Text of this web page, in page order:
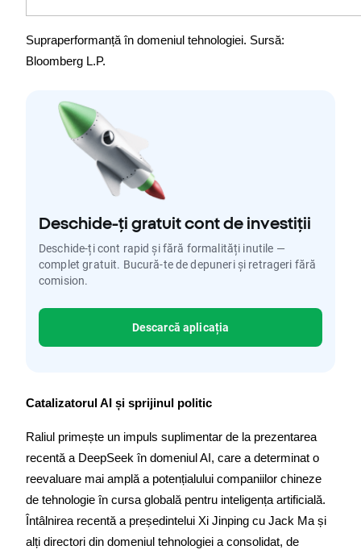
Supraperformanță în domeniul tehnologiei. Sursă:
Bloomberg L.P.
Deschide-ți gratuit cont de investiții
Deschide-ți cont rapid și fără formalități inutile —
complet gratuit. Bucură-te de depuneri și retrageri fără
comision.
Descarcă aplicația
Catalizatorul AI și sprijinul politic
Raliul primește un impuls suplimentar de la prezentarea
recentă a DeepSeek în domeniul AI, care a determinat o
reevaluare mai amplă a potențialului companiilor chineze
de tehnologie în cursa globală pentru inteligența artificială.
Întâlnirea recentă a președintelui Xi Jinping cu Jack Ma și
alți directori din domeniul tehnologiei a consolidat, de